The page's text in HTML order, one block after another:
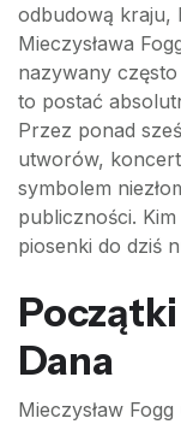
odbudową kraju,
Mieczysława
nazywany często
to postać
Przez ponad
utworów,
symbolem
publiczności.
piosenki do dziś
Dana
Mieczysław